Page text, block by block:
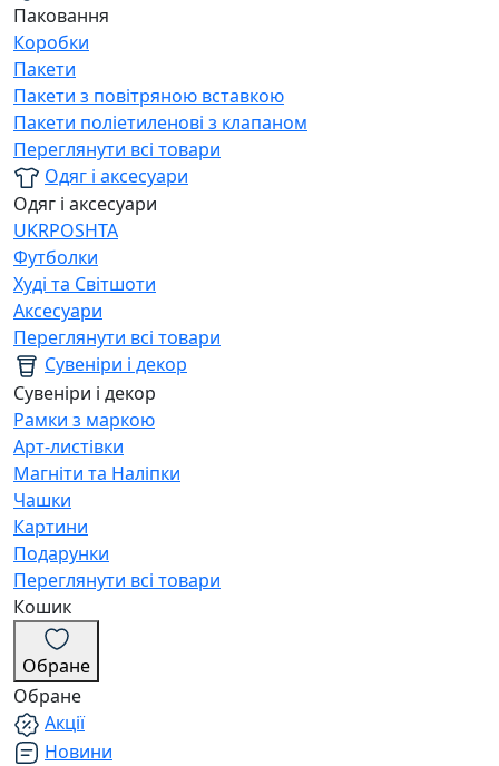
Паковання
Коробки
Пакети
Пакети з повітряною вставкою
Пакети поліетиленові з клапаном
Переглянути всі товари
Одяг і аксесуари
Одяг і аксесуари
UKRPOSHTA
Футболки
Худі та Світшоти
Аксесуари
Переглянути всі товари
Сувеніри і декор
Сувеніри і декор
Рамки з маркою
Арт-листівки
Магніти та Наліпки
Чашки
Картини
Подарунки
Переглянути всі товари
Кошик
Обране
Обране
Акції
Новини